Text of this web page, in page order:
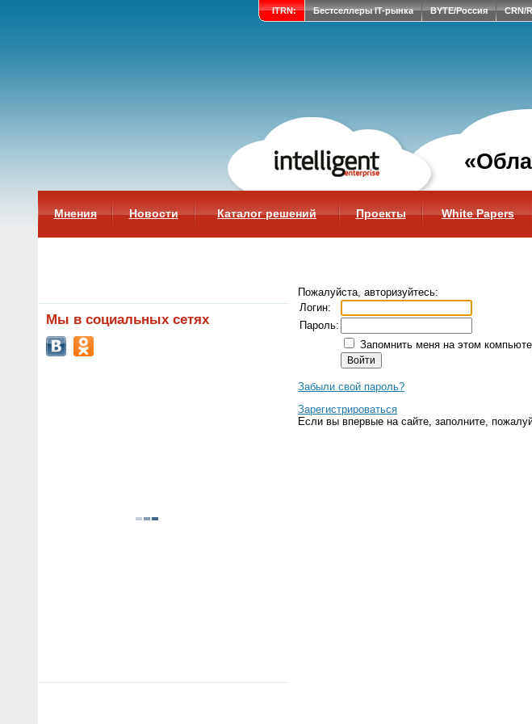
ITRN: Бестселлеры IT-рынка BYTE/Россия CRN/
Мнения Новости Каталог решений Проекты White Papers
Мы в социальных сетях
Пожалуйста, авторизуйтесь:
Логин:
Пароль:
Запомнить меня на этом
Забыли свой пароль?
Зарегистрироваться
Если вы впервые на сайте, заполните,